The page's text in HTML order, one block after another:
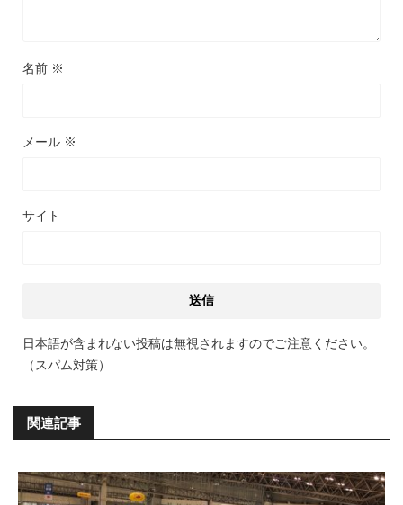
名前 ※
メール ※
サイト
日本語が含まれない投稿は無視されますのでご注意ください。
（スパム対策）
関連記事